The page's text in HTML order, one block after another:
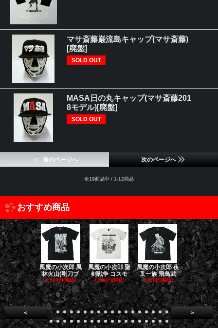
マサ斎藤巌流島キャップ(マサ斎藤)
[廃盤]
SOLD OUT
MASA日の丸キャップ(マサ斎藤201
8モデル)[廃盤]
SOLD OUT
前のページへ 次のページへ
全19商品中 / 1-12商品
おすすめ商品
風魔の小次郎 風
林火山(剛刀ブ
4,400円(税込)
風魔の小次郎 聖
剣戦争 コスモ
4,400円(税込)
風魔の小次郎 夜
叉一族 飛鳥武
4,400円(税込)
風魔の小次
魔一族 竜
4,400円(税
< >